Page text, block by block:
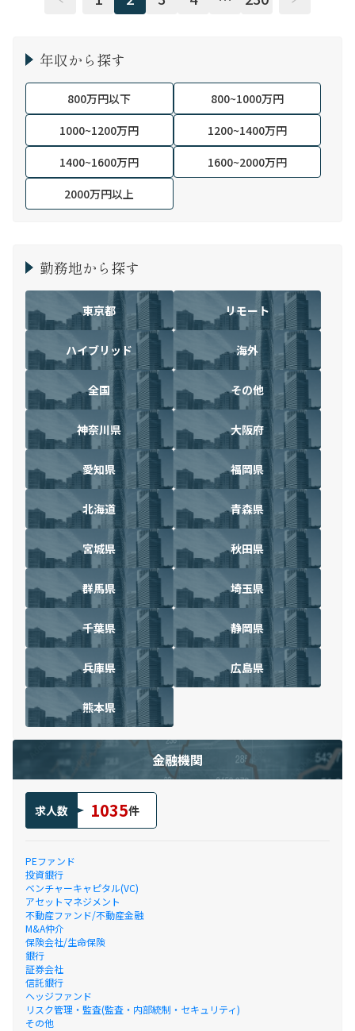
年収から探す
800万円以下
800~1000万円
1000~1200万円
1200~1400万円
1400~1600万円
1600~2000万円
2000万円以上
勤務地から探す
東京都 リモート
ハイブリッド 海外
全国 その他
神奈川県 大阪府
愛知県 福岡県
北海道 青森県
宮城県 秋田県
群馬県 埼玉県
千葉県 静岡県
兵庫県 広島県
熊本県
金融機関
求人数 1035件
PEファンド
投資銀行
ベンチャーキャピタル(VC)
アセットマネジメント
不動産ファンド/不動産金融
M&A仲介
保険会社/生命保険
銀行
証券会社
信託銀行
ヘッジファンド
リスク管理・監査(監査・内部統制・セキュリティ)
その他